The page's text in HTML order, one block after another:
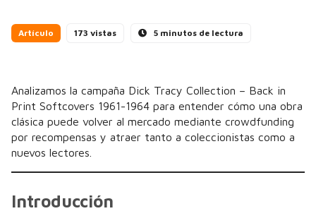
Artículo 173 vistas 5 minutos de lectura
Analizamos la campaña Dick Tracy Collection – Back in
Print Softcovers 1961-1964 para entender cómo una obra
clásica puede volver al mercado mediante crowdfunding
por recompensas y atraer tanto a coleccionistas como a
nuevos lectores.
Introducción